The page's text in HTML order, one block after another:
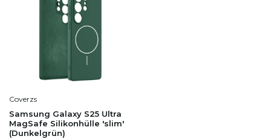
Coverzs
Samsung Galaxy S25 Ultra
MagSafe Silikonhülle 'slim'
(Dunkelgrün)